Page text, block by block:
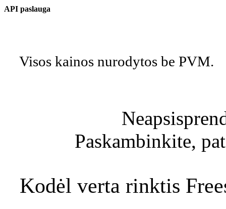
API paslauga
Visos kainos nurodytos be PVM.
Paskambinkite,
Kodėl verta rinktis